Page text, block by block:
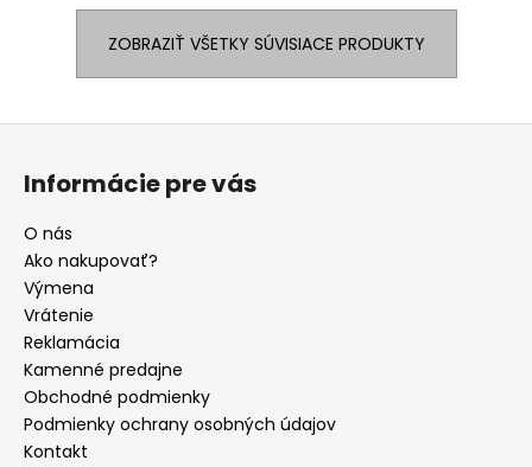
ZOBRAZIŤ VŠETKY SÚVISIACE PRODUKTY
Informácie pre vás
O nás
Ako nakupovať?
Výmena
Vrátenie
Reklamácia
Kamenné predajne
Obchodné podmienky
Podmienky ochrany osobných údajov
Kontakt